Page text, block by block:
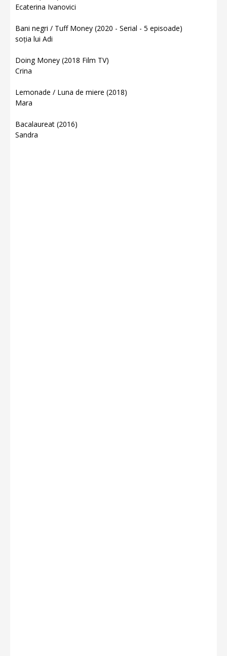
Ecaterina Ivanovici
Bani negri / Tuff Money (2020 - Serial - 5 episoade)
soția lui Adi
Doing Money (2018 Film TV)
Crina
Lemonade / Luna de miere (2018)
Mara
Bacalaureat (2016)
Sandra